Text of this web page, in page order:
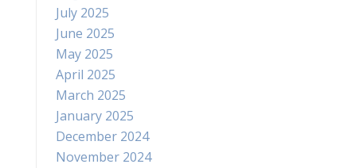
July 2025
June 2025
May 2025
April 2025
March 2025
January 2025
December 2024
November 2024